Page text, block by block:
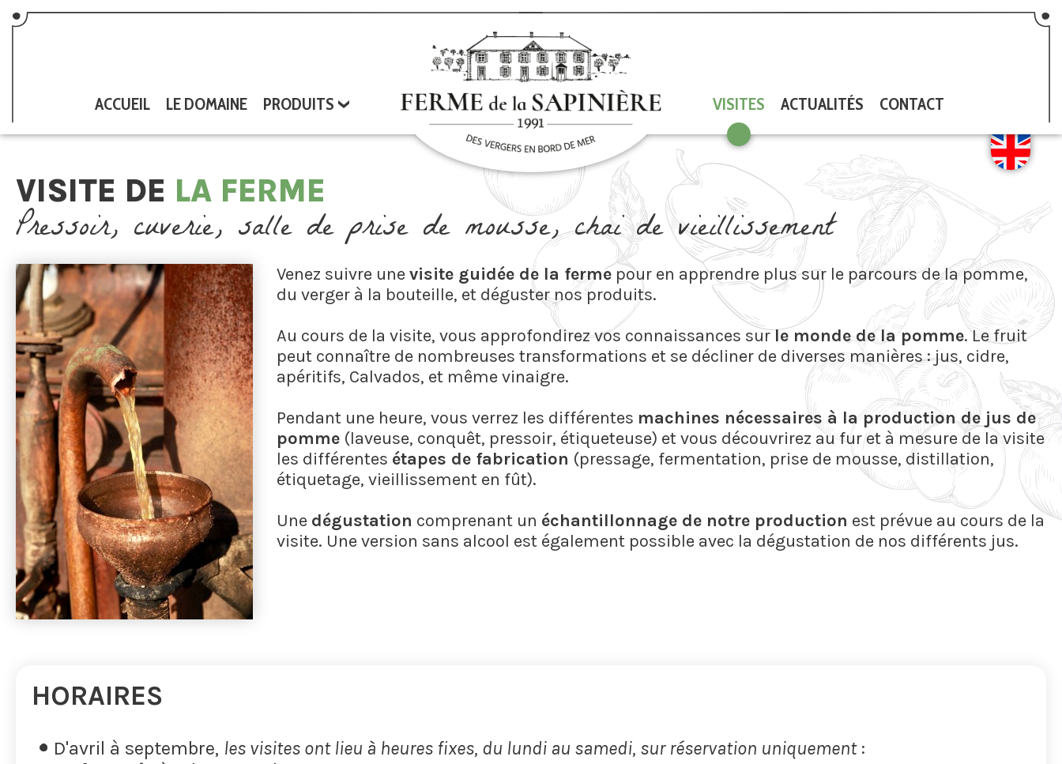
ACCUEIL LE DOMAINE PRODUITS VISITES ACTUALITÉS CONTACT
VISITE DE LA FERME
Pressoir, cuverie, salle de prise de mousse, chai de vieillissement
Venez suivre unevisite guidée de la ferme pour en apprendre plus sur le parcours de la pomme,
du verger à la bouteille, et déguster nos produits.
Au cours de la visite, vous approfondirez vos connaissances surle monde de la pomme. Le fruit
peut connaître de nombreuses transformations et se décliner de diverses manières : jus, cidre,
apéritifs, Calvados, et même vinaigre.
Pendant une heure, vous verrez les différentes machines nécessaires à la production de jus de
pomme (laveuse, conquêt, pressoir, étiqueteuse) et vous découvrirez au fur et à mesure de la visite
les différentes étapes de fabrication (pressage, fermentation, prise de mousse, distillation,
étiquetage, vieillissement en fût).
Une dégustation comprenant un échantillonnage de notre production est prévue au cours de la
visite. Une version sans alcool est également possible avec la dégustation de nos différents jus.
HORAIRES
D'avril à septembre, les visites ont lieu à heures fixes, du lundi au samedi, sur réservation uniquement: